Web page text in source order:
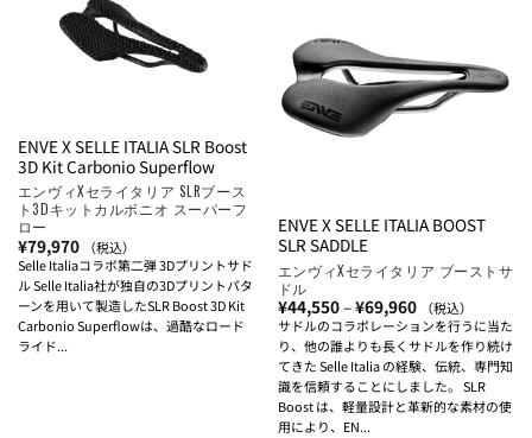
ENVE X SELLE ITALIA SLR Boost
3D Kit Carbonio Superflow
エンヴィXセライタリア SLRブース
ト3Dキットカルボニオ スーパーフ
ロー
¥79,970
（税込）
Selle Italiaコラボ第二弾 3Dプリントサド
ル Selle Italia社が独自の3Dプリントパタ
ーンを用いて製造したSLR Boost 3D Kit
Carbonio Superflowは、過酷なロード
ライド...
ENVE X SELLE ITALIA BOOST
SLR SADDLE
エンヴィXセライタリア ブーストサ
ドル
¥44,550–¥69,960価
格
帯:
¥44,550
–
¥69,960
（税込）
サドルのコラボレーションを行うに当た
り、他の誰よりも長くサドルを作り続け
てきた Selle Italia の経験、伝統、専門知
識を信頼することにしました。 SLR
Boost は、軽量設計と革新的な素材の使
用により、EN...